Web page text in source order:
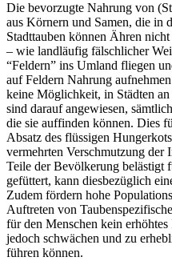
Die bevorzugte Nahrung von
aus Körnern und Samen, die in
Stadttauben können Ähren
– wie landläufig fälschlicher
“Feldern” ins Umland fliegen
auf Feldern Nahrung
keine Möglichkeit, in Städten an
sind darauf angewiesen,
die sie auffinden können. Dies
Absatz des flüssigen
vermehrten Verschmutzung der
Teile der Bevölkerung belästigt
gefüttert, kann diesbezüglich
Zudem fördern hohe
Auftreten von
für den Menschen kein
jedoch schwächen und zu
führen können.